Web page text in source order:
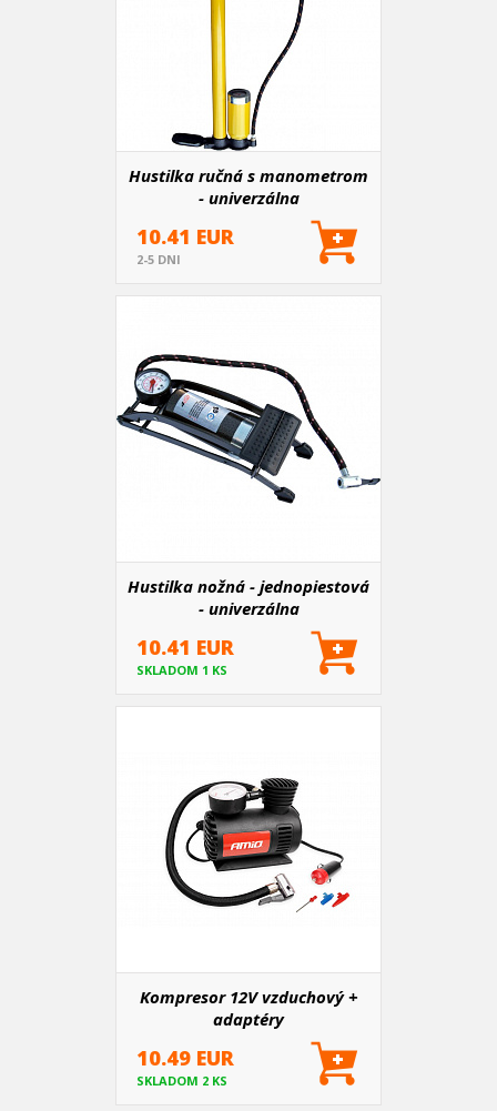
Hustilka ručná s manometrom
- univerzálna
10.41 EUR
2-5 DNI
Hustilka nožná - jednopiestová
- univerzálna
10.41 EUR
SKLADOM 1 KS
Kompresor 12V vzduchový +
adaptéry
10.49 EUR
SKLADOM 2 KS